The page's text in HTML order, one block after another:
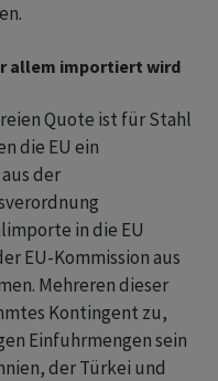
allem importiert wird
Quote ist für Stahl
die EU ein
der
in die EU
EU-Kommission aus
Mehreren dieser
Kontingent zu,
Einfuhrmengen sein
der Türkei und